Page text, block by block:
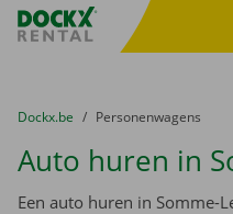
Fratello DEMO
U bevindt zich hier:
van
Dockx.be naar
Personenwagens
Auto huren in
Een auto huren in Somme-